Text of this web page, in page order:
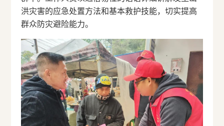
洪灾害的应急处置方法和基本救护技能，切实提高
群众防灾避险能力。